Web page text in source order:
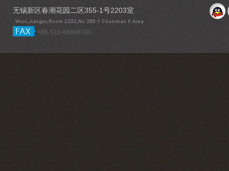
无锡新区春潮花园二区355-1号2203室
+86-510-66888700